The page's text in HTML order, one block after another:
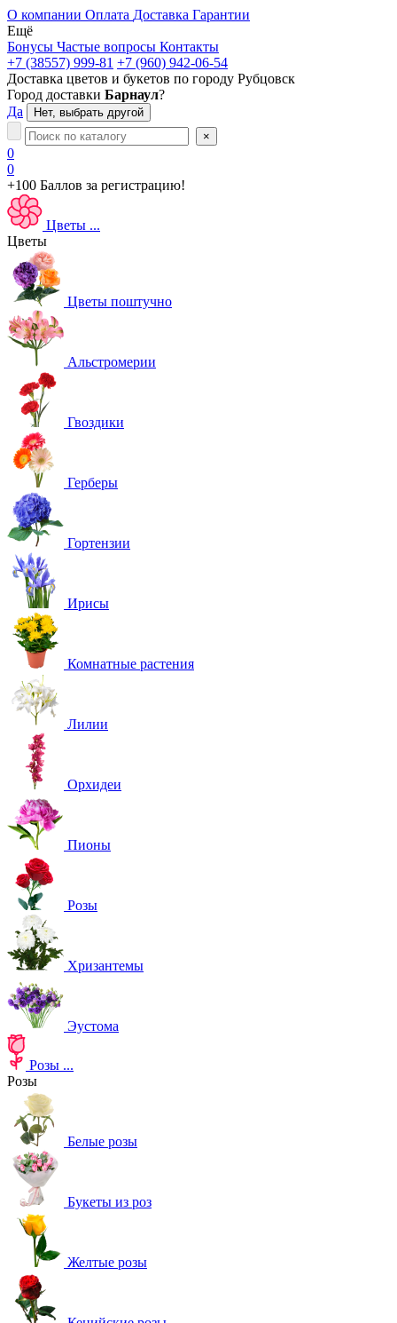
О компании Оплата Доставка Гарантии
Ещё
Бонусы Частые вопросы Контакты
+7 (38557) 999-81 +7 (960) 942-06-54
Доставка цветов и букетов по городу Рубцовск
Город доставки Барнаул?
Да
Нет, выбрать другой
×
0
0
+100 Баллов за регистрацию!
Цветы ...
Цветы
Цветы поштучно
Альстромерии
Гвоздики
Герберы
Гортензии
Ирисы
Комнатные растения
Лилии
Орхидеи
Пионы
Розы
Хризантемы
Эустома
Розы ...
Розы
Белые розы
Букеты из роз
Желтые розы